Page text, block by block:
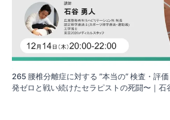
265 腰椎分離症に対する ”本当の” 検査・評
発ゼロと戦い続けたセラピストの死闘〜｜石